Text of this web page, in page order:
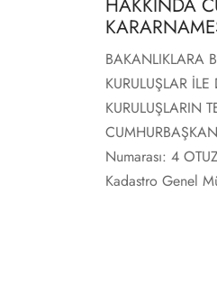
HAKKINDA
BAKANLIKLARA
KURULUŞLAR
KURULUŞLARIN
Numarası: 4
Kadastro Genel